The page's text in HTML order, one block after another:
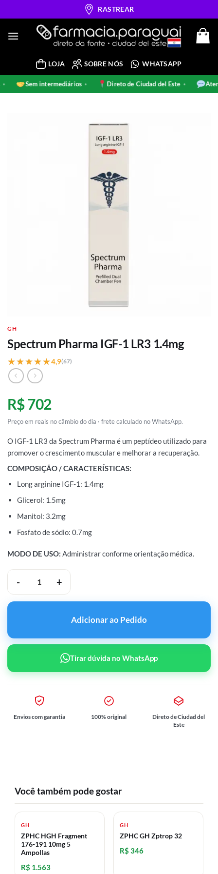
to
RASTREAR
LOJA SOBRE NÓS WHATSAPP
Sem intermediários Direto de Ciudad del Este
GH
Spectrum Pharma IGF-1 LR3 1.4mg
★★★★★
★★★★★4,9(67)
R$ 702
Preço em reais no câmbio do dia · frete calculado no WhatsApp.
O IGF-1 LR3 da Spectrum Pharma é um peptídeo utilizado para
promover o crescimento muscular e melhorar a recuperação.
COMPOSIÇÃO / CARACTERÍSTICAS:
Long arginine IGF-1: 1.4mg
Glicerol: 1.5mg
Manitol: 3.2mg
Fosfato de sódio: 0.7mg
MODO DE USO: Administrar conforme orientação médica.
Spectrum Pharma IGF-1 LR3 1.4mg quantidade
Adicionar ao Pedido
Tirar dúvida no WhatsApp
Envios com garantia 100% original
Direto de Ciudad del
Este
Você também pode gostar
GH
ZPHC HGH Fragment
176-191 10mg 5
Ampollas
R$ 1.563
GH
ZPHC GH Zptrop 32
R$ 346